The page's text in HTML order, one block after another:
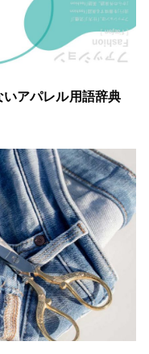
アパレル用語辞典